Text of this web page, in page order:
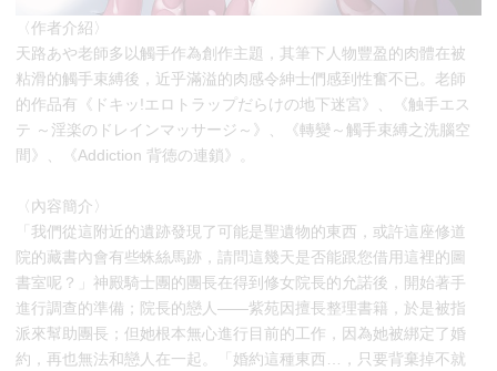
〈作者介紹〉
天路あや老師多以觸手作為創作主題，其筆下人物豐盈的肉體在被
粘滑的觸手束縛後，近乎滿溢的肉感令紳士們感到性奮不已。老師
的作品有《ドキッ!エロトラップだらけの地下迷宮》、《触手エス
テ ～淫楽のドレインマッサージ～》、《轉變～觸手束縛之洗腦空
間》、《Addiction 背徳の連鎖》。
〈內容簡介〉
「我們從這附近的遺跡發現了可能是聖遺物的東西，或許這座修道
院的藏書內會有些蛛絲馬跡，請問這幾天是否能跟您借用這裡的圖
書室呢？」神殿騎士團的團長在得到修女院長的允諾後，開始著手
進行調查的準備；院長的戀人——紫苑因擅長整理書籍，於是被指
派來幫助團長；但她根本無心進行目前的工作，因為她被綁定了婚
約，再也無法和戀人在一起。「婚約這種東西…，只要背棄掉不就